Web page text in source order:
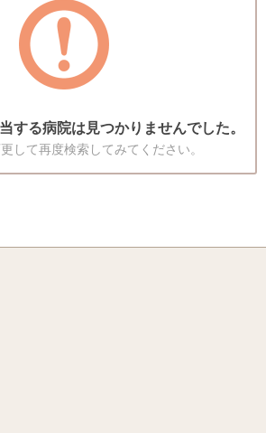
する病院は見つかりませんでした。
して再度検索してみてください。